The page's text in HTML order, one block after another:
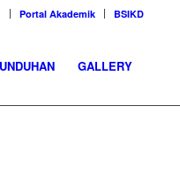
Portal Akademik BSIKD
UNDUHAN GALLERY